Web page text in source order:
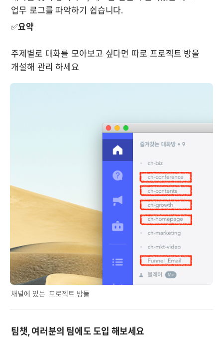
업무 로그를 파악하기 쉽습니다.
✅요약
주제별로 대화를 모아보고 싶다면 따로 프로젝트 방을
개설해 관리 하세요
채널에 있는  프로젝트 방들
팀챗, 여러분의 팀에도 도입 해보세요